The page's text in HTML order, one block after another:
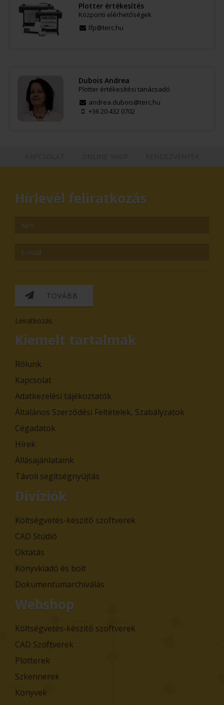
Plotter értékesítés
Központi elérhetőségek
lfp@terc.hu
Dubois Andrea
Plotter értékesítési tanácsadó
andrea.dubois@terc.hu
+36 20 432 0702
Hírlevél feliratkozás
TOVÁBB
Leiratkozás
Kiemelt tartalmak
Rólunk
Kapcsolat
Adatkezelési tájékoztatók
Általános Szerződési Feltételek, Szabályzatok
Cégadatok
Hírek
Állásajánlataink
Távoli segítségnyújtás
Divíziók
Költségvetés-készítő szoftverek
CAD Stúdió
Oktatás
Könyvkiadó és bolt
Dokumentumarchiválás
Webshop
Költségvetés-készítő szoftverek
CAD Szoftverek
Plotterek
Szkennerek
Könyvek